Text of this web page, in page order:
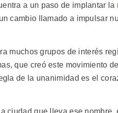
a un paso de implantar
cambio llamado a impulsar
muchos grupos de interés
que creó este movimiento
de la unanimidad es el